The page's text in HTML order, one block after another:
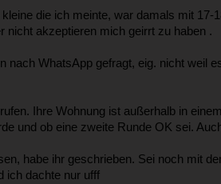
die ich meinte, war damals mit 17-
nicht akzeptieren mich geirrt zu haben .
nach WhatsApp gefragt, eig. nicht
Ihre Wohnung ist außerhalb in
und ob eine zweite Runde OK sei.
habe ihr geschrieben. Sei noch mit
ich dachte nur ufff